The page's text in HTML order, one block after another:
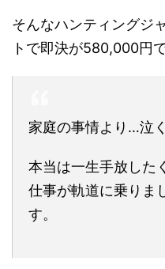
そんなハンティングジ
トで即決が580,000円で
家庭の事情より…泣
本当は一生手放した
仕事が軌道に乗りま
す。